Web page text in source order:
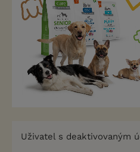
Uživatel s deaktivovaným